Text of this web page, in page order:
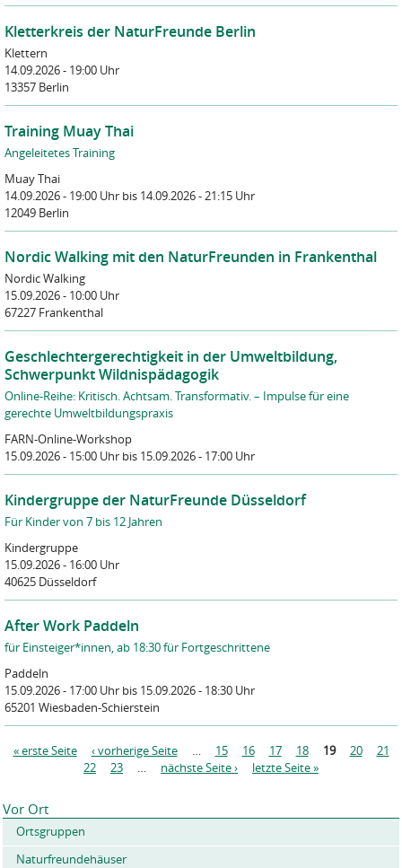
Kletterkreis der NaturFreunde Berlin
Klettern
14.09.2026 - 19:00 Uhr
13357 Berlin
Training Muay Thai
Angeleitetes Training
Muay Thai
14.09.2026 - 19:00 Uhr bis 14.09.2026 - 21:15 Uhr
12049 Berlin
Nordic Walking mit den NaturFreunden in Frankenthal
Nordic Walking
15.09.2026 - 10:00 Uhr
67227 Frankenthal
Geschlechtergerechtigkeit in der Umweltbildung,
Schwerpunkt Wildnispädagogik
Online-Reihe: Kritisch. Achtsam. Transformativ. – Impulse für eine
gerechte Umweltbildungspraxis
FARN-Online-Workshop
15.09.2026 - 15:00 Uhr bis 15.09.2026 - 17:00 Uhr
Kindergruppe der NaturFreunde Düsseldorf
Für Kinder von 7 bis 12 Jahren
Kindergruppe
15.09.2026 - 16:00 Uhr
40625 Düsseldorf
After Work Paddeln
für Einsteiger*innen, ab 18:30 für Fortgeschrittene
Paddeln
15.09.2026 - 17:00 Uhr bis 15.09.2026 - 18:30 Uhr
65201 Wiesbaden-Schierstein
t
e
n
« erste Seite ‹ vorherige Seite … 15 16 17 18 19 20
21
22
23 … nächste Seite › letzte Seite »
Vor Ort
Ortsgruppen
Naturfreundehäuser